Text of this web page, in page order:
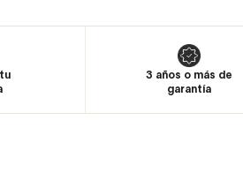
3 años o más de
garantía